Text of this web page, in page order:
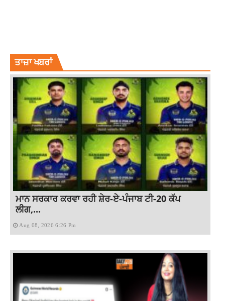
ਤਾਜ਼ਾ ਖਬਰਾਂ
ਮਾਨ ਸਰਕਾਰ ਕਰਵਾ ਰਹੀ ਸ਼ੇਰ-ਏ-ਪੰਜਾਬ ਟੀ-20 ਕੱਪ
ਲੀਗ,...
Aug 08, 2026 6:26 Pm